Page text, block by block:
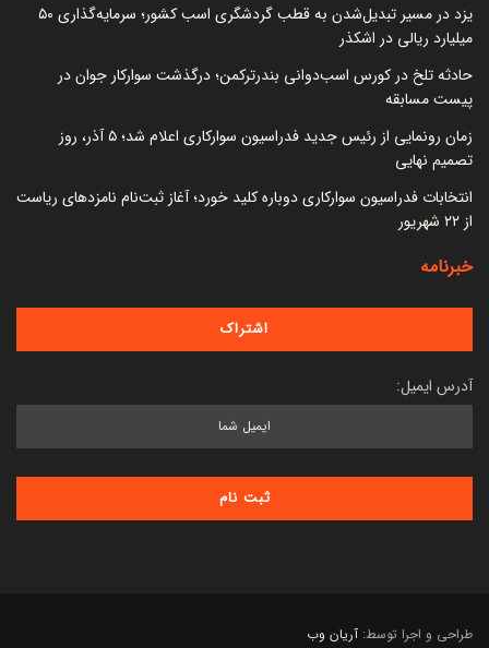
یزد در مسیر تبدیل‌شدن به قطب گردشگری اسب کشور؛ سرمایه‌گذاری ۵۰
میلیارد ریالی در اشکذر
حادثه تلخ در کورس اسب‌دوانی بندرترکمن؛ درگذشت سوارکار جوان در
پیست مسابقه
زمان رونمایی از رئیس جدید فدراسیون سوارکاری اعلام شد؛ ۵ آذر، روز
تصمیم نهایی
انتخابات فدراسیون سوارکاری دوباره کلید خورد؛ آغاز ثبت‌نام نامزدهای ریاست
از ۲۲ شهریور
خبرنامه
آدرس ایمیل:
طراحی و اجرا توسط: آریان وب